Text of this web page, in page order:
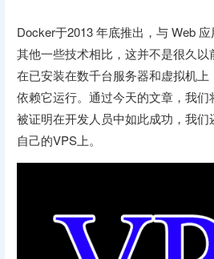
Docker于2013 年底推出，与 Web
其他一些技术相比，这并不是很久
在已安装在数千台服务器和虚拟机
依赖它运行。通过今天的文章，我
被证明在开发人员中如此成功，我
自己的VPS上。